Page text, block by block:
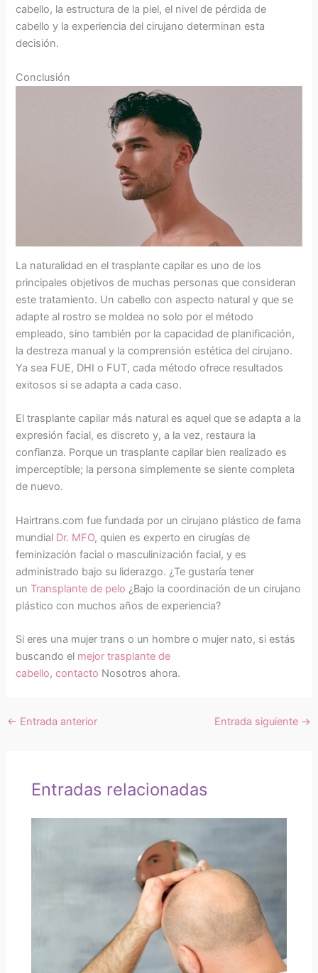
cabello, la estructura de la piel, el nivel de pérdida de
cabello y la experiencia del cirujano determinan esta
decisión.
Conclusión
La naturalidad en el trasplante capilar es uno de los
principales objetivos de muchas personas que consideran
este tratamiento. Un cabello con aspecto natural y que se
adapte al rostro se moldea no solo por el método
empleado, sino también por la capacidad de planificación,
la destreza manual y la comprensión estética del cirujano.
Ya sea FUE, DHI o FUT, cada método ofrece resultados
exitosos si se adapta a cada caso.
El trasplante capilar más natural es aquel que se adapta a la
expresión facial, es discreto y, a la vez, restaura la
confianza. Porque un trasplante capilar bien realizado es
imperceptible; la persona simplemente se siente completa
de nuevo.
Hairtrans.com fue fundada por un cirujano plástico de fama
mundial Dr. MFO, quien es experto en cirugías de
feminización facial o masculinización facial, y es
administrado bajo su liderazgo. ¿Te gustaría tener
unTransplante de pelo ¿Bajo la coordinación de un cirujano
plástico con muchos años de experiencia?
Si eres una mujer trans o un hombre o mujer nato, si estás
buscando el mejor trasplante de
cabello,contacto Nosotros ahora.
← Entrada anterior Entrada siguiente →
Entradas relacionadas